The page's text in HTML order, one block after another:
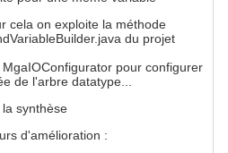
cela on exploite la méthode
du projet
pour configurer
de l'arbre datatype...
synthèse
d'amélioration :